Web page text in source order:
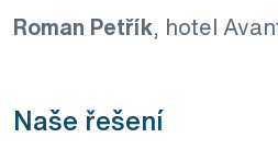
Roman Petřík, hotel
Naše řešení